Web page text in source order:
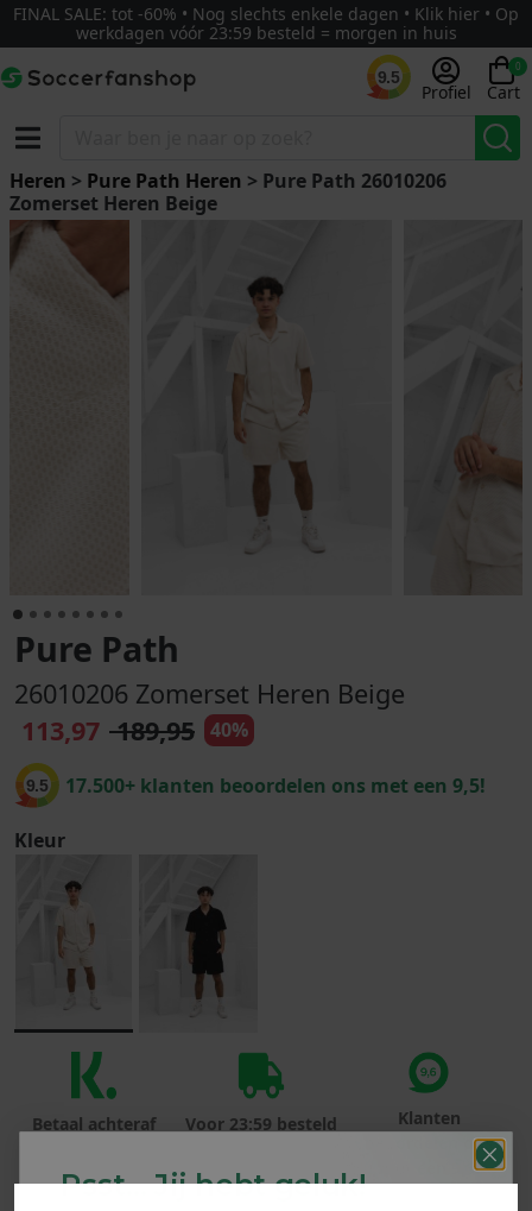
FINAL SALE: tot -60% • Nog slechts enkele dagen • Klik hier • Op
werkdagen vóór 23:59 besteld = morgen in huis
9.5
Profiel
0
Cart
Heren > Pure Path Heren > Pure Path 26010206
Zomerset Heren Beige
Pure Path
26010206 Zomerset Heren Beige
113,97 189,95 40%
9.5 17.500+ klanten beoordelen ons met een 9,5!
Kleur
Betaal achteraf
Voor 23:59 besteld
Klanten
beoordelen ons
met een 9,6!
Psst... Jij hebt geluk!